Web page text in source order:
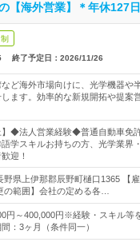
【海外営業】＊年休127
終了予定日： 2026/11/26
ど海外市場向けに、光学機器や
ます。効率的な新規開拓や提案
】◆法人営業経験◆普通自動車免
学スキルお持ちの方、光学業界
迎！
野県上伊那郡辰野町樋口1365 【
の範囲】会社の定める各…
円～400,000円※経験・スキル等
：3ヶ月（条件同一）